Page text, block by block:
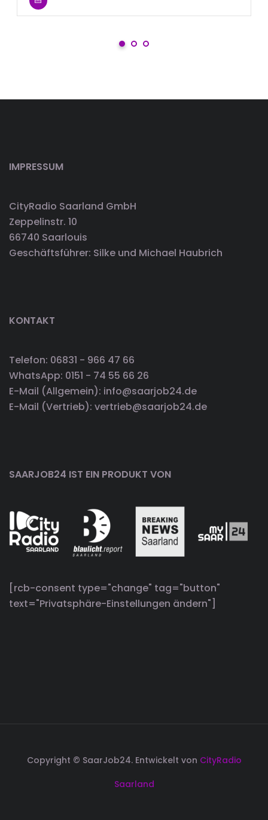
IMPRESSUM
CityRadio Saarland GmbH
Zeppelinstr. 10
66740 Saarlouis
Geschäftsführer: Silke und Michael Haubrich
KONTAKT
Telefon: 06831 - 966 47 66
WhatsApp: 0151 - 74 55 66 26
E-Mail (Allgemein): info@saarjob24.de
E-Mail (Vertrieb): vertrieb@saarjob24.de
SAARJOB24 IST EIN PRODUKT VON
[rcb-consent type="change" tag="button"
text="Privatsphäre-Einstellungen ändern"]
Copyright © SaarJob24. Entwickelt von CityRadio
Saarland